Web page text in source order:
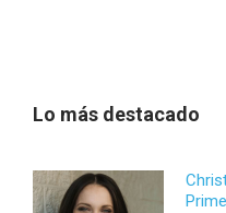
Lo más destacado